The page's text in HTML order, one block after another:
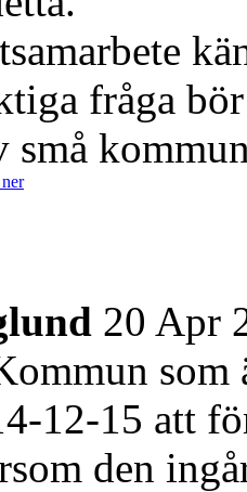
fråga
små
20 Apr
12-15 att
den